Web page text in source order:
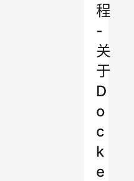
程
-
关
于
D
o
c
k
e